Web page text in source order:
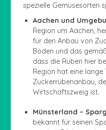
spezielle Gemüsesorten
Aachen und
Region um Aachen,
für den Anbau von
Böden und das
dass die Rüben hier
Region hat eine lange
Zuckerrübenanbau,
Wirtschaftszweig ist.
Münsterland –
bekannt für seinen